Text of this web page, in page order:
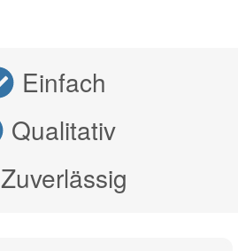
Einfach
Qualitativ
Zuverlässig